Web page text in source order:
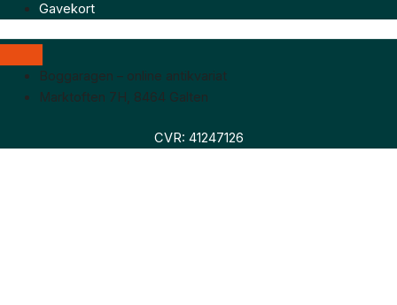
Gavekort
Boggaragen – online antikvariat
Marktoften 7H, 8464 Galten
CVR: 41247126